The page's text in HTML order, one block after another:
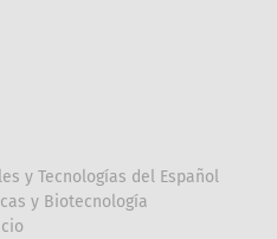
y Tecnologías del Español
y Biotecnología